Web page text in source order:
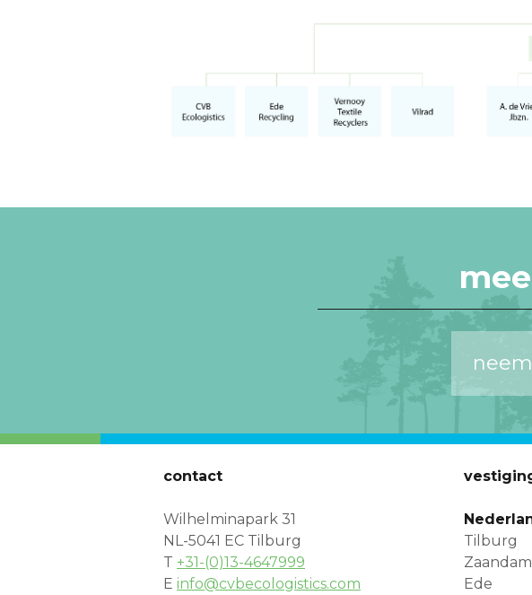
contact
Wilhelminapark 31
NL-5041 EC Tilburg
T +31-(0)13-4647999
E info@cvbecologistics.com
Tilburg
Zaandam
Ede